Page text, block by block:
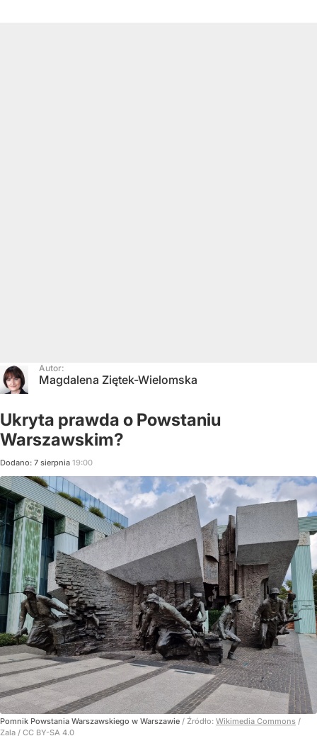
Autor:
Magdalena Ziętek-Wielomska
Ukryta prawda o Powstaniu
Warszawskim?
Dodano: 7 sierpnia 19:00
Pomnik Powstania Warszawskiego w Warszawie / Źródło: Wikimedia Commons /
Zala / CC BY-SA 4.0